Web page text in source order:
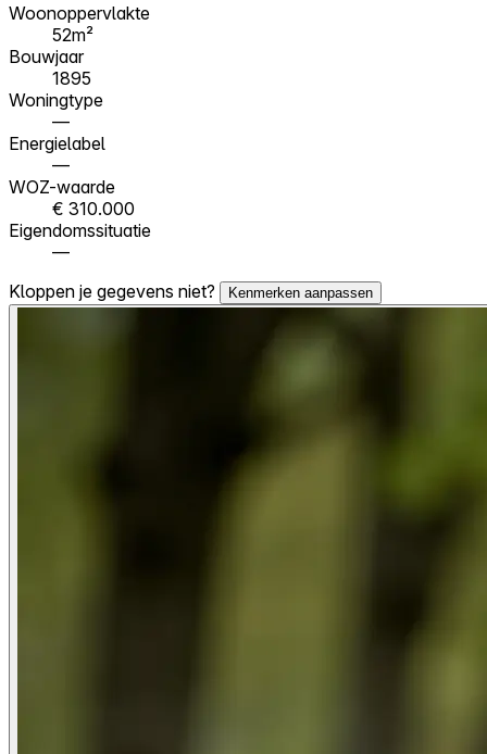
Woonoppervlakte
52m²
Bouwjaar
1895
Woningtype
—
Energielabel
—
WOZ-waarde
€ 310.000
Eigendomssituatie
—
Kloppen je gegevens niet?
Kenmerken aanpassen